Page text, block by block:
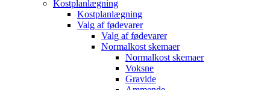
Kostplanlægning
Kostplanlægning
Valg af fødevarer
Valg af fødevarer
Normalkost skemaer
Normalkost skemaer
Voksne
Gravide